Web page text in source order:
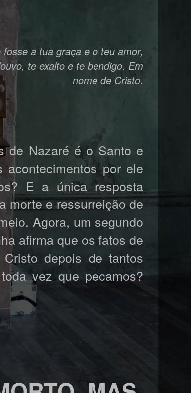
a tua graça e o teu amor,
te exalto e te bendigo. Em
nome de Cristo.
de Nazaré é o Santo e
por ele
E a única resposta
morte e ressurreição de
Agora, um segundo
afirma que os fatos de
depois de tantos
vez que pecamos?